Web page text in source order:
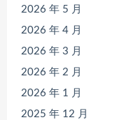
2026 年 5 月
2026 年 4 月
2026 年 3 月
2026 年 2 月
2026 年 1 月
2025 年 12 月